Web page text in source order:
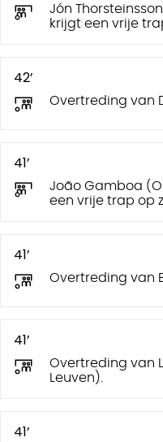
Jón
krijgt een vrije
42’
Overtreding van
41’
João Gamboa
een vrije trap op
41’
Overtreding van
41’
Overtreding van
Leuven).
41’